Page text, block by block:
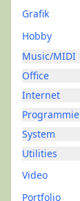
Grafik
Hobby
Music/MIDI
Office
Internet
System
Utilities
Video
Portfolio